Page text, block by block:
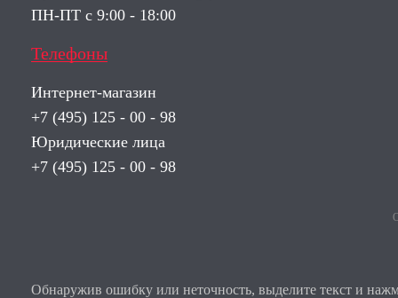
ПН-ПТ с 9:00 - 18:00
Телефоны
Интернет-магазин
+7 (495) 125 - 00 - 98
Юридические лица
+7 (495) 125 - 00 - 98
Обнаружив ошибку или неточность, выделите текст и